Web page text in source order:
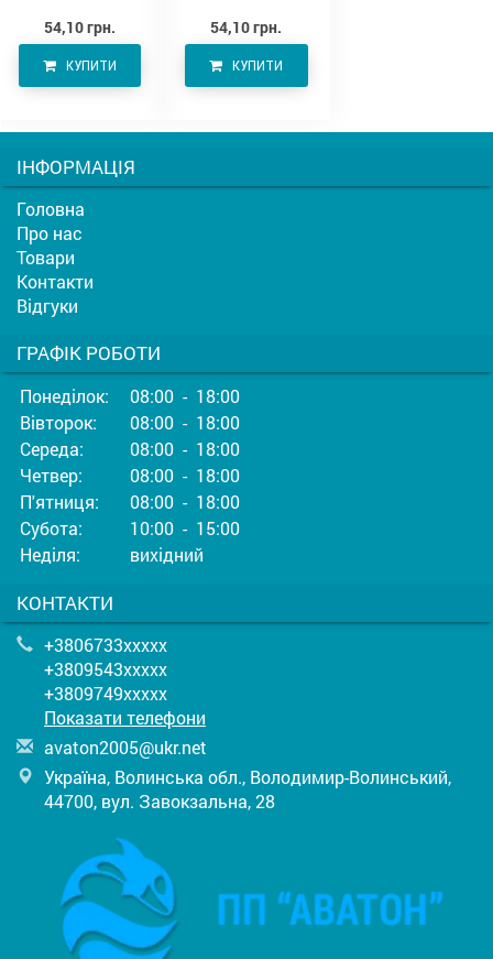
54,10 грн.
КУПИТИ
54,10 грн.
КУПИТИ
ІНФОРМАЦІЯ
Головна
Про нас
Товари
Контакти
Відгуки
ГРАФІК РОБОТИ
Понеділок:
08:00 - 18:00
Вівторок:
08:00 - 18:00
Середа:
08:00 - 18:00
Четвер:
08:00 - 18:00
П'ятниця:
08:00 - 18:00
Субота:
10:00 - 15:00
Неділя:
вихідний
КОНТАКТИ
+3806733xxxxx
+3809543xxxxx
+3809749xxxxx
Показати телефони
avaton2005@ukr.net
Україна, Волинська обл., Володимир-Волинський,
44700, вул. Завокзальна, 28